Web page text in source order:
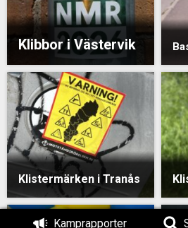
Kamprapporter
Klibbor i Västervik
Klistermärken i Tranås